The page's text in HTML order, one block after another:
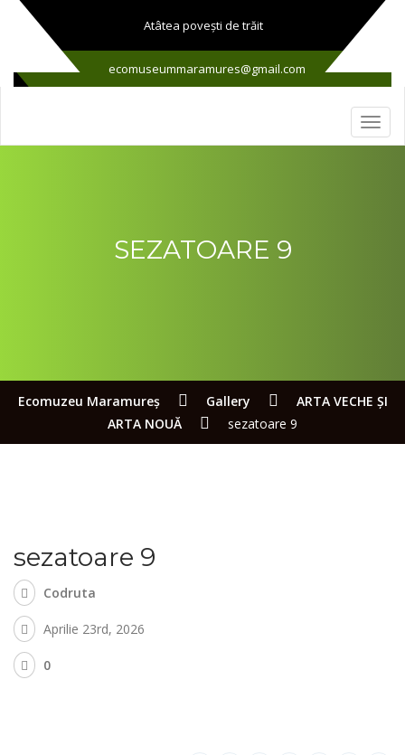
Atâtea poveşti de trăit
ecomuseummaramures@gmail.com
SEZATOARE 9
Ecomuzeu Maramureş Gallery
ARTA VECHE ŞI
ARTA NOUĂ
sezatoare 9
sezatoare 9
Codruta
Aprilie 23rd, 2026
0